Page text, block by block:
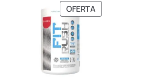
OFERTAPRODUCTO
EN